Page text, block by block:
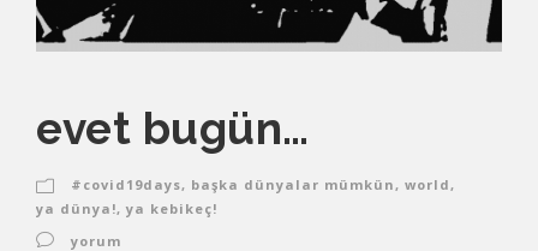
evet bugün…
#covid19days, başka dünyalar mümkün, world,
ya dünya!, ya kebikeç!
yorum